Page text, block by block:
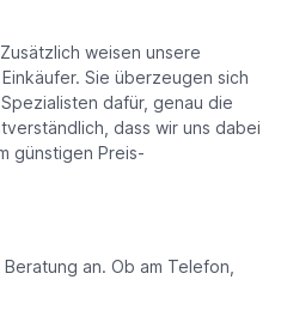
weisen unsere
Sie überzeugen sich
dafür, genau die
dass wir uns dabei
günstigen Preis-
an. Ob am Telefon,